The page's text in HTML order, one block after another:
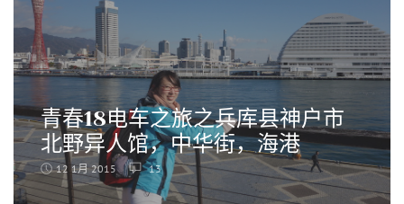
青春18电车之旅之兵库县神户市
北野异人馆，中华街，海港
12 1月 2015 13